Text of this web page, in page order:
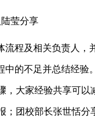
莹分享
程及相关负责人
的不足并总结经验
大家经验共享可
团校部长张世恬分